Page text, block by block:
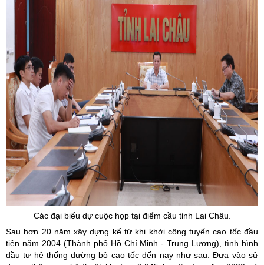
Các đại biểu dự cuộc họp tại điểm cầu tỉnh Lai Châu.
Sau hơn 20 năm xây dựng kể từ khi khởi công tuyến cao tốc đầu
tiên năm 2004 (Thành phố Hồ Chí Minh - Trung Lương), tình hình
đầu tư hệ thống đường bộ cao tốc đến nay như sau: Đưa vào sử